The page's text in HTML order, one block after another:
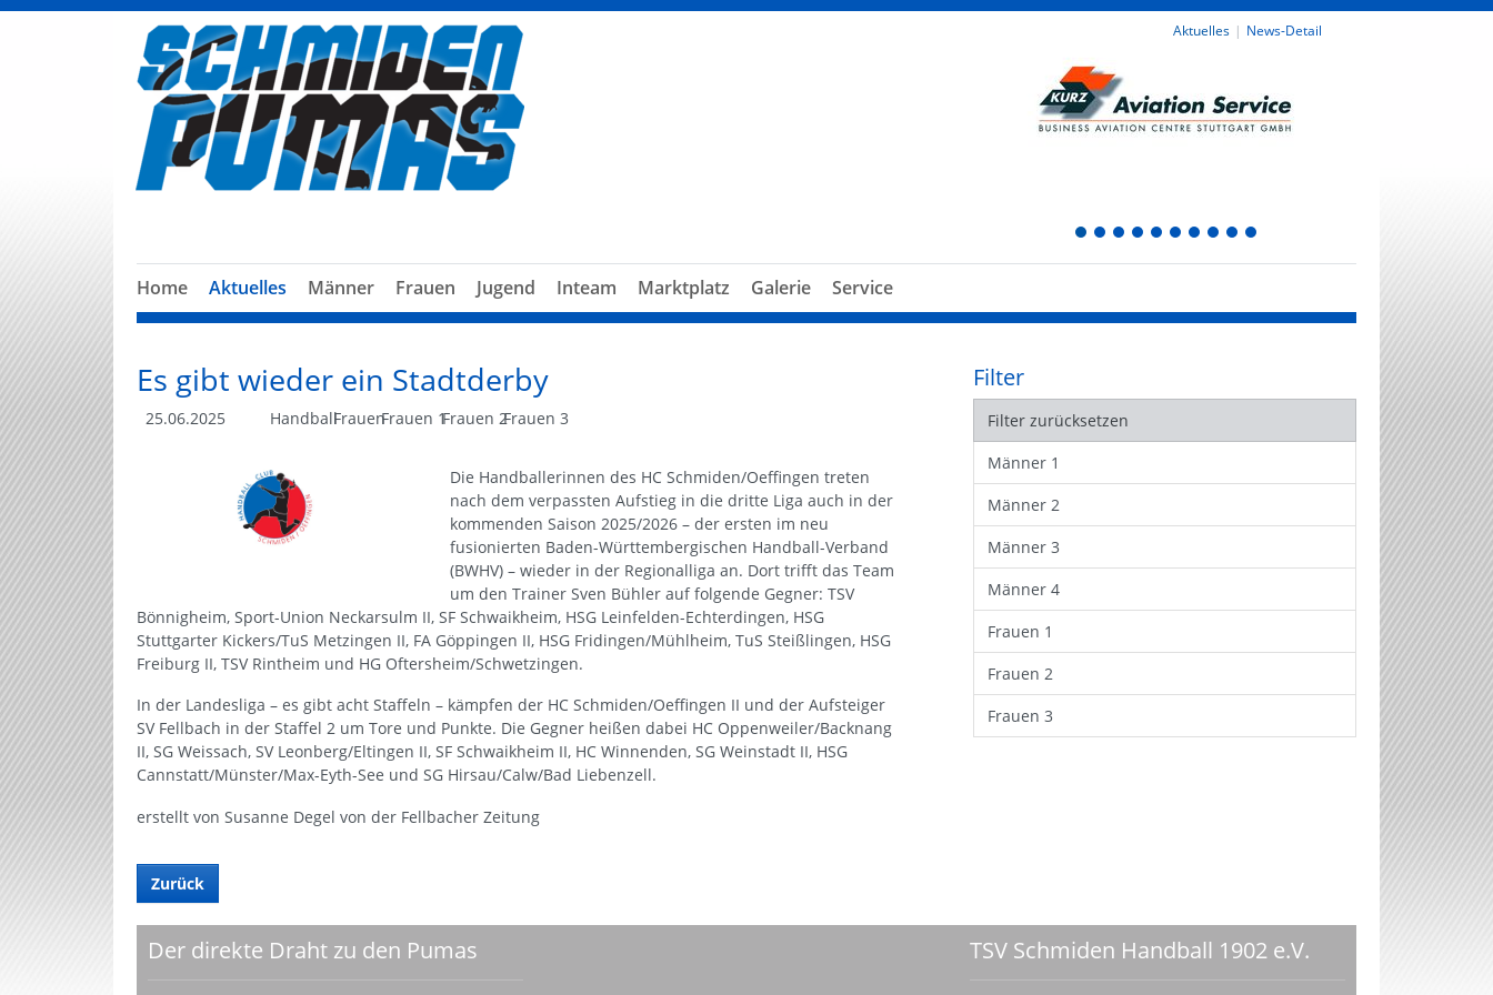
Aktuelles News-Detail
1 2 3 4 5 6 7 8 9 10
Home Aktuelles Männer Frauen Jugend Inteam Marktplatz Galerie Service
Es gibt wieder ein Stadtderby
25.06.2025 HandballFrauenFrauen 1Frauen 2Frauen 3
Die Handballerinnen des HC Schmiden/Oeffingen treten
nach dem verpassten Aufstieg in die dritte Liga auch in der
kommenden Saison 2025/2026 – der ersten im neu
fusionierten Baden-Württembergischen Handball-Verband
(BWHV) – wieder in der Regionalliga an. Dort trifft das Team
um den Trainer Sven Bühler auf folgende Gegner: TSV
Bönnigheim, Sport-Union Neckarsulm II, SF Schwaikheim, HSG Leinfelden-Echterdingen, HSG
Stuttgarter Kickers/TuS Metzingen II, FA Göppingen II, HSG Fridingen/Mühlheim, TuS Steißlingen, HSG
Freiburg II, TSV Rintheim und HG Oftersheim/Schwetzingen.
In der Landesliga – es gibt acht Staffeln – kämpfen der HC Schmiden/Oeffingen II und der Aufsteiger
SV Fellbach in der Staffel 2 um Tore und Punkte. Die Gegner heißen dabei HC Oppenweiler/Backnang
II, SG Weissach, SV Leonberg/Eltingen II, SF Schwaikheim II, HC Winnenden, SG Weinstadt II, HSG
Cannstatt/Münster/Max-Eyth-See und SG Hirsau/Calw/Bad Liebenzell.
erstellt von Susanne Degel von der Fellbacher Zeitung
Zurück
Filter
Filter zurücksetzen
Männer 1
Männer 2
Männer 3
Männer 4
Frauen 1
Frauen 2
Frauen 3
Der direkte Draht zu den Pumas TSV Schmiden Handball 1902 e.V.